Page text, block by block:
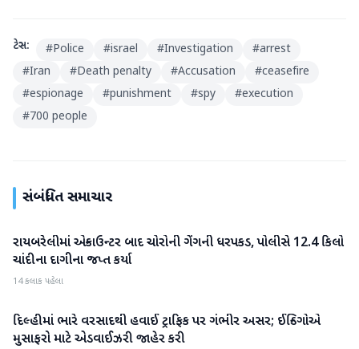
ટેગ્સ: #Police #israel #Investigation #arrest
#Iran #Death penalty #Accusation #ceasefire
#espionage #punishment #spy #execution
#700 people
સંબંધિત સમાચાર
રાષ્ટ્રીય
રાયબરેલીમાં એન્કાઉન્ટર બાદ ચોરોની ગેંગની ધરપકડ, પોલીસે 12.4 કિલો
ચાંદીના દાગીના જપ્ત કર્યા
14 કલાક પહેલા
રાષ્ટ્રીય
દિલ્હીમાં ભારે વરસાદથી હવાઈ ટ્રાફિક પર ગંભીર અસર; ઈન્ડિગોએ
મુસાફરો માટે એડવાઈઝરી જાહેર કરી